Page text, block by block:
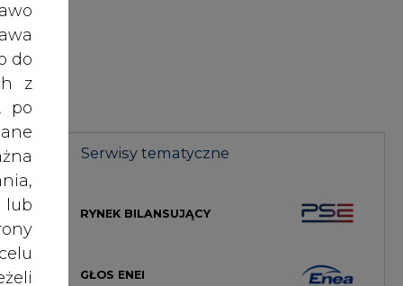
do
z
po
lub
na
–
Serwisy tematyczne
RYNEK BILANSUJĄCY
GŁOS ENEI